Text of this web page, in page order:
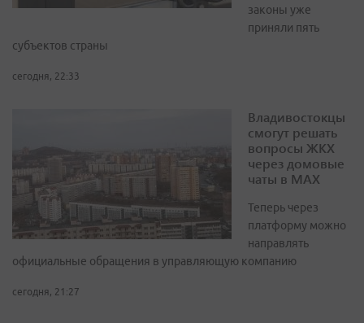
законы уже
приняли пять
субъектов страны
сегодня, 22:33
Владивостокцы
смогут решать
вопросы ЖКХ
через домовые
чаты в МАХ
Теперь через
платформу можно
направлять
официальные обращения в управляющую компанию
сегодня, 21:27